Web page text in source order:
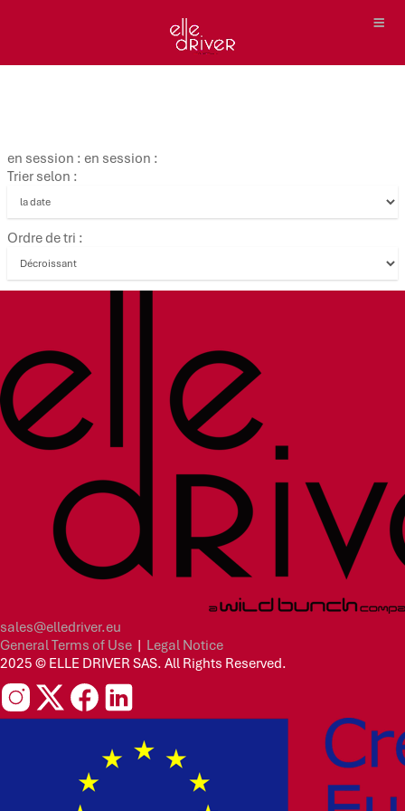
en session : en session :
Trier selon :
Ordre de tri :
sales@elledriver.eu
General Terms of Use | Legal Notice
2025 © ELLE DRIVER SAS. All Rights Reserved.